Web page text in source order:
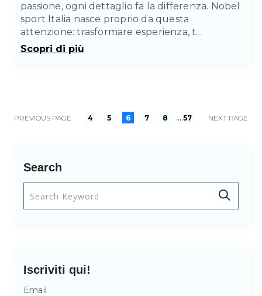
passione, ogni dettaglio fa la differenza. Nobel
sport Italia nasce proprio da questa
attenzione: trasformare esperienza, t...
Scopri di più
PREVIOUS PAGE 4 5 6 7 8 ... 57 NEXT PAGE
Search
Questo è un campo di ricerca con una
Iscriviti qui!
Email